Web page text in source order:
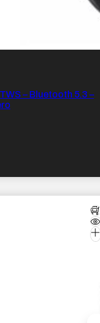
– Bluetooth 5.3 –